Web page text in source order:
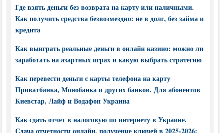
Где взять деньги без возврата на карту или наличными.
Как получить средства безвозмездно: не в долг, без займа и
кредита
Как выиграть реальные деньги в онлайн казино: можно ли
заработать на азартных играх и какую выбрать стратегию
Как перевести деньги с карты телефона на карту
Приватбанка, Монобанка и других банков. Для абонентов
Киевстар, Лайф и Водафон Украина
Как сдать отчет в налоговую по интернету в Украине.
Сдача отчетности онлайн, получение ключей в 2025-2026: